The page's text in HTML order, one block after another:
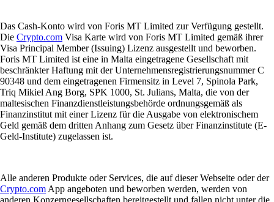
Das Cash-Konto wird von Foris MT Limited zur Verfügung gestellt.
Die Crypto.com Visa Karte wird von Foris MT Limited gemäß ihrer
Visa Principal Member (Issuing) Lizenz ausgestellt und beworben.
Foris MT Limited ist eine in Malta eingetragene Gesellschaft mit
beschränkter Haftung mit der Unternehmensregistrierungsnummer C
90348 und dem eingetragenen Firmensitz in Level 7, Spinola Park,
Triq Mikiel Ang Borg, SPK 1000, St. Julians, Malta, die von der
maltesischen Finanzdienstleistungsbehörde ordnungsgemäß als
Finanzinstitut mit einer Lizenz für die Ausgabe von elektronischem
Geld gemäß dem dritten Anhang zum Gesetz über Finanzinstitute (E-
Geld-Institute) zugelassen ist.
Alle anderen Produkte oder Services, die auf dieser Webseite oder der
Crypto.com App angeboten und beworben werden, werden von
anderen Konzerngesellschaften bereitgestellt und fallen nicht unter die